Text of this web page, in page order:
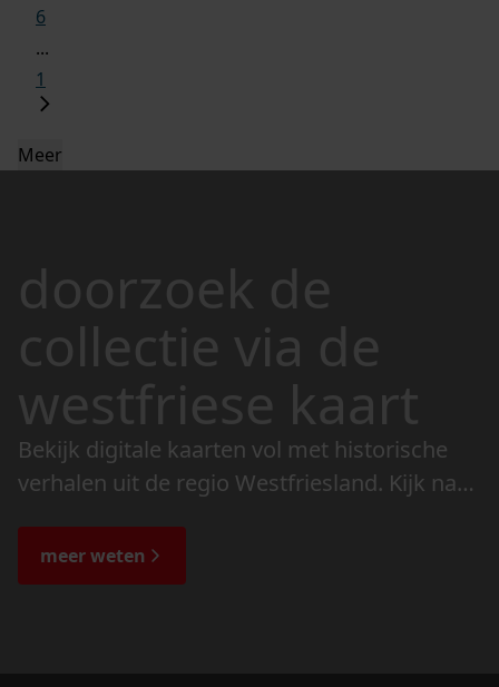
6
...
1
Meer
doorzoek de
collectie via de
westfriese kaart
Bekijk digitale kaarten vol met historische
verhalen uit de regio Westfriesland. Kijk naar
de bijzondere verhalen.
meer weten